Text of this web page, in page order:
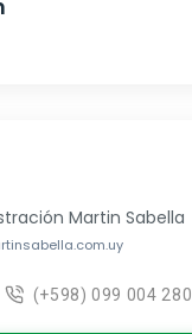
Martin Sabella
(+598) 099 004 280